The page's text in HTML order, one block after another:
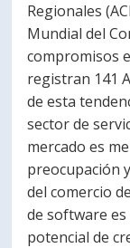
Regionales
Mundial del
compromisos
registran 141
de esta
sector de
mercado es
preocupación
del comercio
de software
potencial de